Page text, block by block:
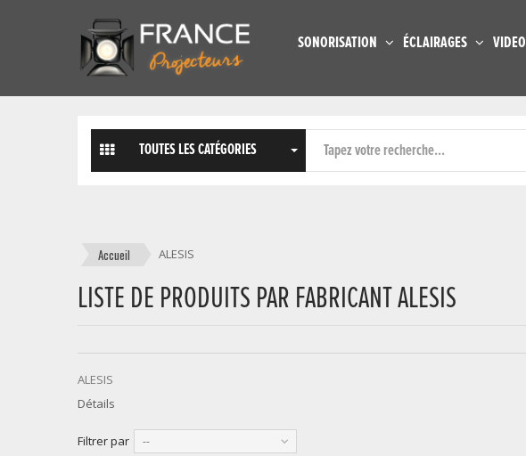
SONORISATION ÉCLAIRAGES VIDEO
TOUTES LES CATÉGORIES
Accueil ALESIS
LISTE DE PRODUITS PAR FABRICANT ALESIS
ALESIS
Détails
Filtrer par --